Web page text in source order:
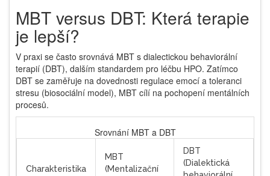
MBT versus DBT: Která terapie
je lepší?
V praxi se často srovnává MBT s dialectickou behaviorální
terapií (DBT), dalším standardem pro léčbu HPO. Zatímco
DBT se zaměřuje na dovednosti regulace emocí a toleranci
stresu (biosociální model), MBT cílí na pochopení mentálních
procesů.
Srovnání MBT a DBT
Charakteristika
MBT
(Mentalizační
DBT
(Dialektická